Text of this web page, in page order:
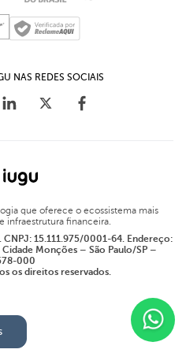
NAS REDES SOCIAIS
que oferece o ecossistema mais
infraestrutura financeira.
15.111.975/0001-64. Endereço:
Cidade Monções – São Paulo/SP –
000
os direitos reservados.